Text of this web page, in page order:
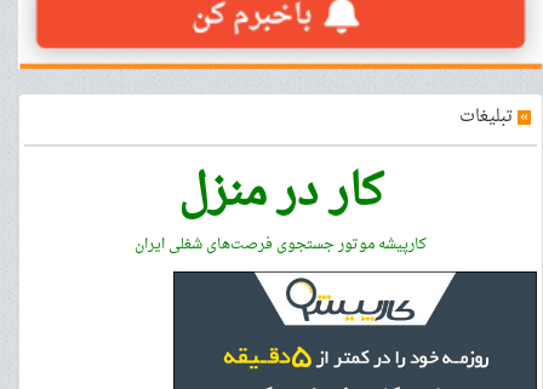
» تبلیغات
کار در منزل
کارپیشه موتور جستجوی فرصت‌های شغلی ایران